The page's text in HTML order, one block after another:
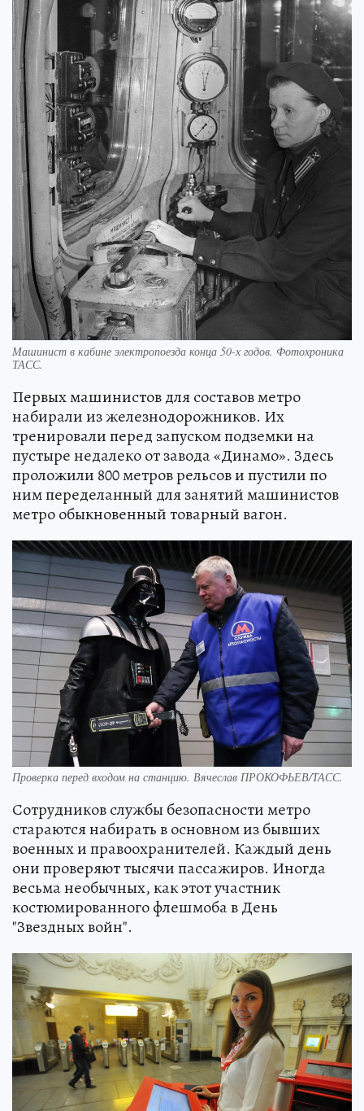
Машинист в кабине электропоезда конца 50-х годов. Фотохроника
ТАСС.
Первых машинистов для составов метро
набирали из железнодорожников. Их
тренировали перед запуском подземки на
пустыре недалеко от завода «Динамо». Здесь
проложили 800 метров рельсов и пустили по
ним переделанный для занятий машинистов
метро обыкновенный товарный вагон.
Проверка перед входом на станцию. Вячеслав ПРОКОФЬЕВ/ТАСС.
Сотрудников службы безопасности метро
стараются набирать в основном из бывших
военных и правоохранителей. Каждый день
они проверяют тысячи пассажиров. Иногда
весьма необычных, как этот участник
костюмированного флешмоба в День
"Звездных войн".